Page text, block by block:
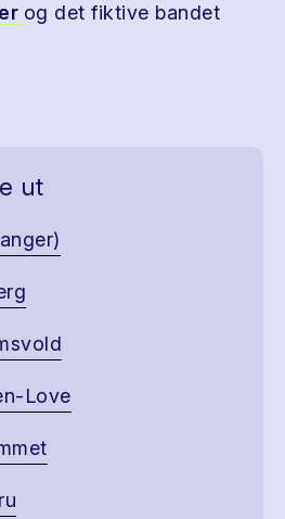
og det fiktive bandet
ut
Love